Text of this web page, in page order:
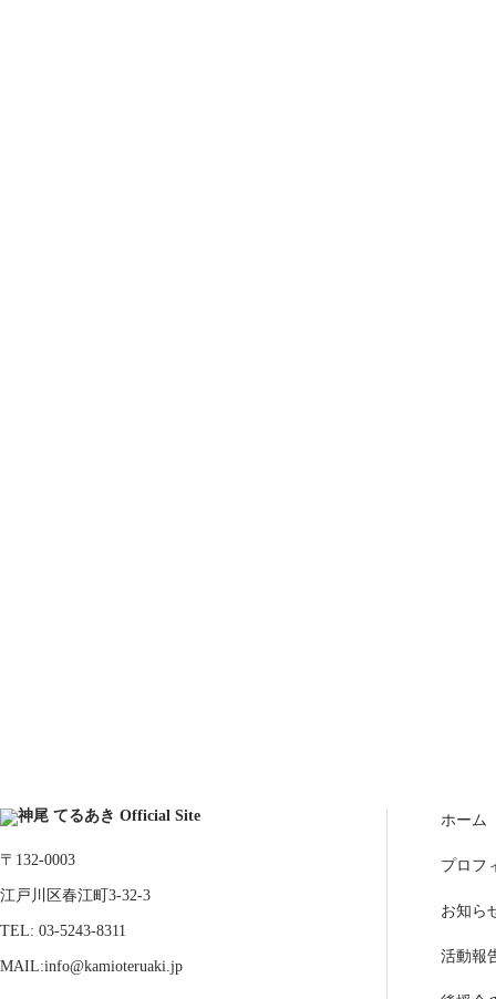
〒132-0003
江戸川区春江町3-32-3
TEL: 03-5243-8311
MAIL:info@kamioteruaki.jp
ホーム
プロフ
お知ら
活動報